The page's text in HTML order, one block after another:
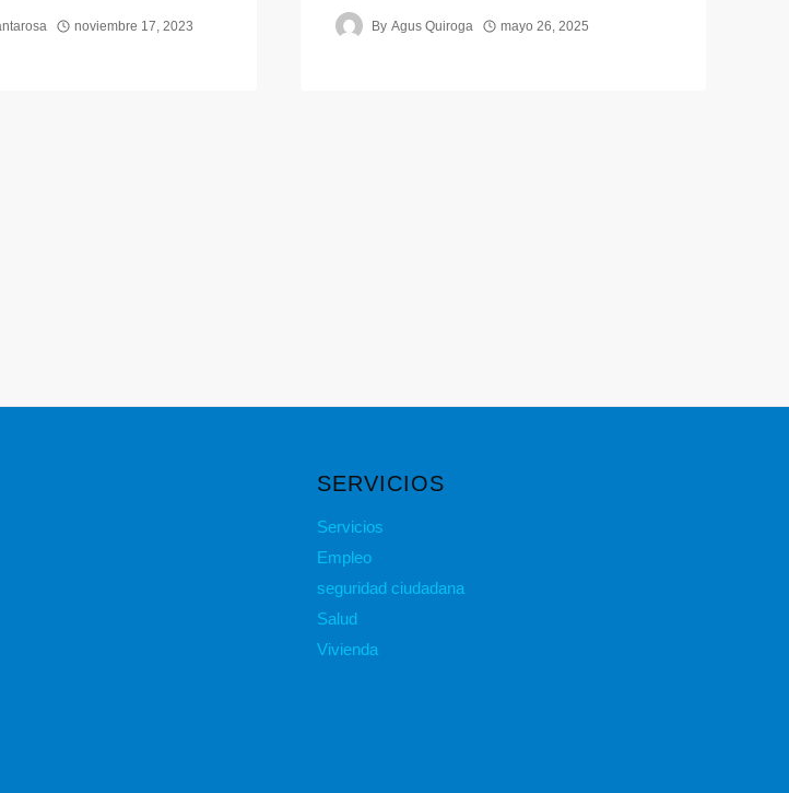
noviembre 17, 2023 By Agus Quiroga mayo 26, 2025
SERVICIOS
Servicios
Empleo
seguridad ciudadana
Salud
Vivienda